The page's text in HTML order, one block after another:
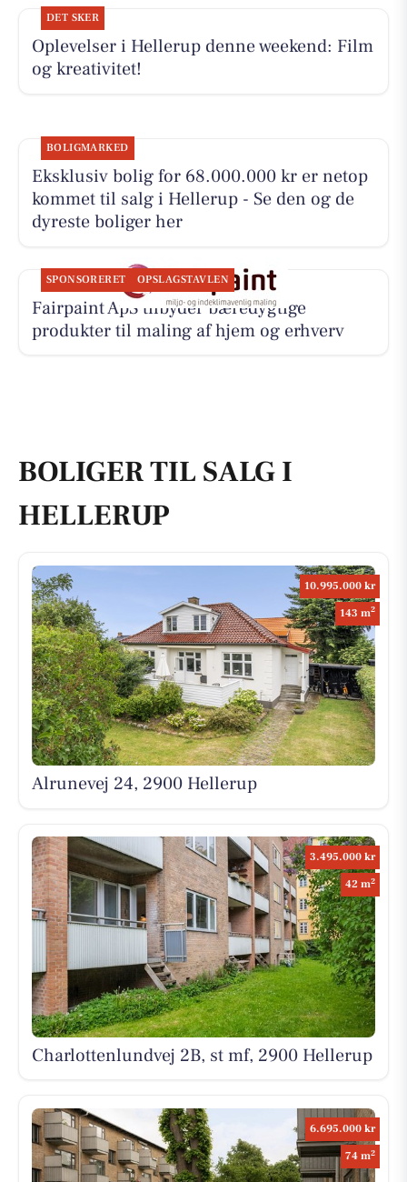
DET SKER
Oplevelser i Hellerup denne weekend: Film
og kreativitet!
BOLIGMARKED
Eksklusiv bolig for 68.000.000 kr er netop
kommet til salg i Hellerup - Se den og de
dyreste boliger her
SPONSORERET OPSLAGSTAVLEN
Fairpaint ApS tilbyder bæredygtige
produkter til maling af hjem og erhverv
BOLIGER TIL SALG I
HELLERUP
10.995.000 kr
143 m2
Alrunevej 24, 2900 Hellerup
3.495.000 kr
42 m2
Charlottenlundvej 2B, st mf, 2900 Hellerup
6.695.000 kr
74 m2